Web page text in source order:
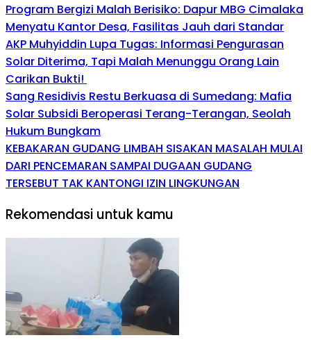
Program Bergizi Malah Berisiko: Dapur MBG Cimalaka
Menyatu Kantor Desa, Fasilitas Jauh dari Standar
AKP Muhyiddin Lupa Tugas: Informasi Pengurasan
Solar Diterima, Tapi Malah Menunggu Orang Lain
Carikan Bukti!
Sang Residivis Restu Berkuasa di Sumedang: Mafia
Solar Subsidi Beroperasi Terang-Terangan, Seolah
Hukum Bungkam
KEBAKARAN GUDANG LIMBAH SISAKAN MASALAH MULAI
DARI PENCEMARAN SAMPAI DUGAAN GUDANG
TERSEBUT TAK KANTONGI IZIN LINGKUNGAN
Rekomendasi untuk kamu